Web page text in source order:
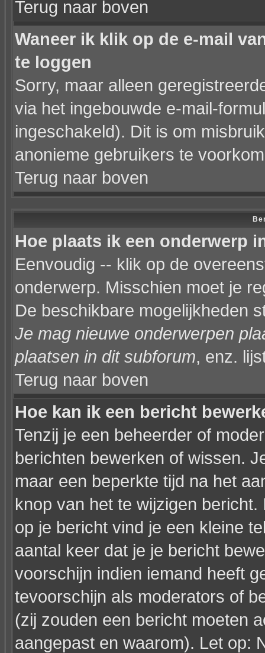
Terug naar boven
Waneer ik klik op de e-mail
te loggen
Sorry, maar alleen
via het ingebouwde e-mail-
ingeschakeld). Dit is om
anonieme gebruikers te
Terug naar boven
Hoe plaats ik een onderwerp
Eenvoudig -- klik op de
onderwerp. Misschien moet je
De beschikbare mogelijkheden
Je mag nieuwe onderwerpen
plaatsen in dit subforum, enz.
Terug naar boven
Hoe kan ik een bericht
Tenzij je een beheerder of
berichten bewerken of wissen.
maar een beperkte tijd na het
knop van het te wijzigen
op je bericht vind je een kleine
aantal keer dat je je bericht
voorschijn indien iemand heeft
tevoorschijn als moderators of
(zij zouden een bericht moeten
aangepast en waarom). Let op: